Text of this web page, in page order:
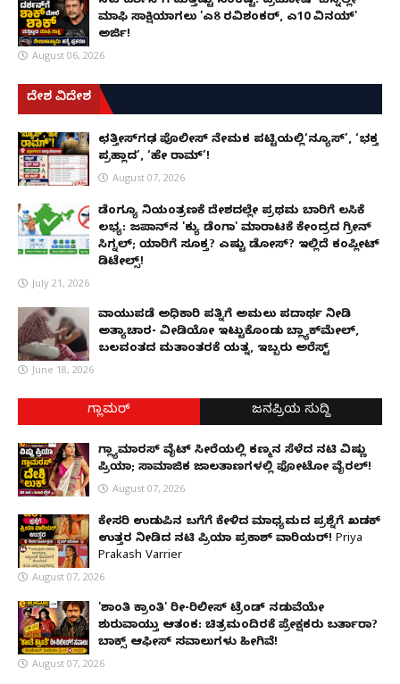
ಮಾಫಿ ಸಾಕ್ಷಿಯಾಗಲು 'ಎ8 ರವಿಶಂಕರ್, ಎ10 ವಿನಯ್'
ಅರ್ಜಿ!
August 06, 2026
ದೇಶ ವಿದೇಶ
ಛತ್ತೀಸ್‌ಗಢ ಪೊಲೀಸ್ ನೇಮಕ ಪಟ್ಟಿಯಲ್ಲಿ‘ನ್ಯೂಸ್’, ‘ಭಕ್ತ
ಪ್ರಹ್ಲಾದ’, ‘ಹೇ ರಾಮ್’!
August 07, 2026
ಡೆಂಗ್ಯೂ ನಿಯಂತ್ರಣಕ್ಕೆ ದೇಶದಲ್ಲೇ ಪ್ರಥಮ ಬಾರಿಗೆ ಲಸಿಕೆ
ಲಭ್ಯ: ಜಪಾನ್‌ನ 'ಕ್ಯು ಡೆಂಗಾ' ಮಾರಾಟಕ್ಕೆ ಕೇಂದ್ರದ ಗ್ರೀನ್
ಸಿಗ್ನಲ್; ಯಾರಿಗೆ ಸೂಕ್ತ? ಎಷ್ಟು ಡೋಸ್? ಇಲ್ಲಿದೆ ಕಂಪ್ಲೀಟ್
ಡಿಟೇಲ್ಸ್!
July 21, 2026
ವಾಯುಪಡೆ ಅಧಿಕಾರಿ ಪತ್ನಿಗೆ ಅಮಲು ಪದಾರ್ಥ ನೀಡಿ
ಅತ್ಯಾಚಾರ- ವೀಡಿಯೋ ಇಟ್ಟುಕೊಂಡು ಬ್ಲ್ಯಾಕ್‌ಮೇಲ್,
ಬಲವಂತದ ಮತಾಂತರಕ್ಕೆ ಯತ್ನ, ಇಬ್ಬರು ಅರೆಸ್ಟ್
June 18, 2026
ಗ್ಲಾಮರ್ ಜನಪ್ರಿಯ ಸುದ್ದಿ
ಗ್ಲ್ಯಾಮಾರಸ್ ವೈಟ್‌ ಸೀರೆಯಲ್ಲಿ ಕಣ್ಮನ ಸೆಳೆದ ನಟಿ ವಿಷ್ಣು
ಪ್ರಿಯಾ; ಸಾಮಾಜಿಕ ಜಾಲತಾಣಗಳಲ್ಲಿ ಫೋಟೋ ವೈರಲ್!
August 07, 2026
ಕೇಸರಿ ಉಡುಪಿನ ಬಗೆಗೆ ಕೇಳಿದ ಮಾಧ್ಯಮದ ಪ್ರಶ್ನೆಗೆ ಖಡಕ್
ಉತ್ತರ ನೀಡಿದ ನಟಿ ಪ್ರಿಯಾ ಪ್ರಕಾಶ್ ವಾರಿಯರ್! Priya
Prakash Varrier
August 07, 2026
'ಶಾಂತಿ ಕ್ರಾಂತಿ' ರೀ-ರಿಲೀಸ್ ಟ್ರೆಂಡ್ ನಡುವೆಯೇ
ಶುರುವಾಯ್ತು ಆತಂಕ: ಚಿತ್ರಮಂದಿರಕ್ಕೆ ಪ್ರೇಕ್ಷಕರು ಬರ್ತಾರಾ?
ಬಾಕ್ಸ್ ಆಫೀಸ್ ಸವಾಲುಗಳು ಹೀಗಿವೆ!
August 07, 2026